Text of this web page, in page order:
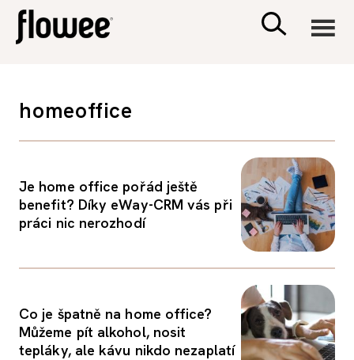
PSYCHOLOGIE
RODINA A DĚTI
PORADNA
homeoffice
Je home office pořád ještě
benefit? Díky eWay-CRM vás při
práci nic nerozhodí
Co je špatně na home office?
Můžeme pít alkohol, nosit
tepláky, ale kávu nikdo nezaplatí